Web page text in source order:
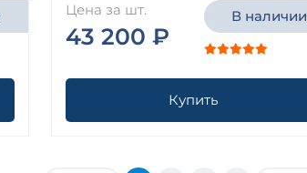
Цена за шт.
43 200 ₽
В наличии
Купить